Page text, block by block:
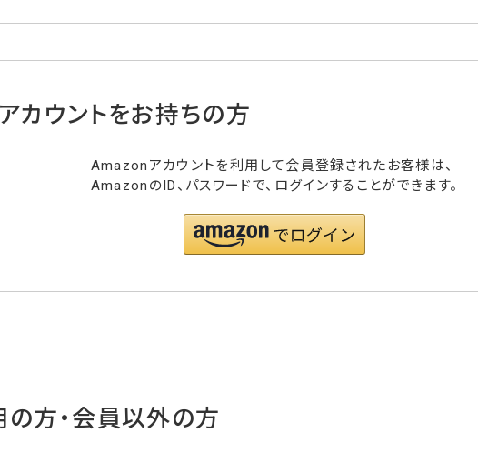
カウントをお持ちの方
Amazonアカウントを利用して会員登録されたお客様は、
AmazonのID、パスワードで、ログインすることができます。
方・会員以外の方